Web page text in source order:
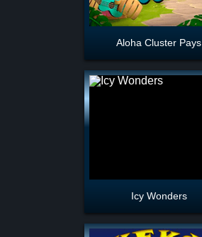
Aloha Cluster Pays
Icy Wonders